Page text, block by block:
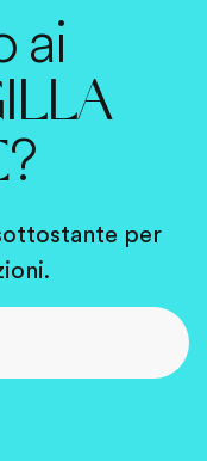
ai
?
per